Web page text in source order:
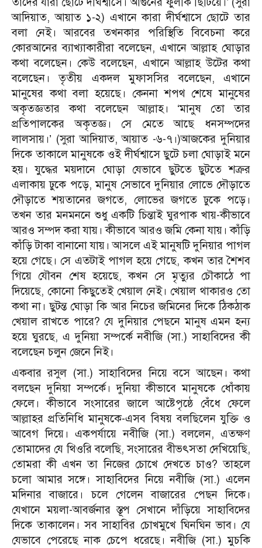
আদিয়াত, আয়াত ১-২) এখানে কারা দীর্ঘশ্বাসে ছোটে তার
বলা নেই। আরবের তখনকার পরিস্থিতি বিবেচনা করে
কোরআনের ব্যাখ্যাকারীরা বলেছেন, এখানে আল্লাহ ঘোড়ার
কথা বলেছেন। কেউ বলেছেন, এখানে আল্লাহ উটের কথা
বলেছেন। তৃতীয় একদল মুফাসসির বলেছেন, এখানে
মানুষের কথা বলা হয়েছে। কেননা শপথ শেষে মানুষের
অকৃতজ্ঞতার কথা বলেছেন আল্লাহ। ‘মানুষ তো তার
প্রতিপালকের অকৃতজ্ঞ। সে মেতে আছে ধনসম্পদের
লালসায়।’ (সুরা আদিয়াত, আয়াত -৬-৭।)আজকের দুনিয়ার
দিকে তাকালে মানুষকে ওই দীর্ঘশ্বাসে ছুটে চলা ঘোড়াই মনে
হয়। যুদ্ধের ময়দানে ঘোড়া যেভাবে ছুটতে ছুটতে শত্রুর
এলাকায় ঢুকে পড়ে, মানুষ সেভাবে দুনিয়ার লোভে দৌড়াতে
দৌড়াতে শয়তানের জগতে, লোভের জগতে ঢুকে পড়ে।
তখন তার মনমননে শুধু একটি চিন্তাই ঘুরপাক খায়-কীভাবে
আরও সম্পদ করা যায়। কীভাবে আরও জমি কেনা যায়। কাঁড়ি
কাঁড়ি টাকা বানানো যায়। আসলে এই মানুষটি দুনিয়ার পাগল
হয়ে গেছে। সে এতটাই পাগল হয়ে গেছে, কখন তার শৈশব
গিয়ে যৌবন শেষ হয়েছে, কখন সে মৃত্যুর চৌকাঠে পা
দিয়েছে, কোনো কিছুতেই খেয়াল নেই। খেয়াল থাকারও তো
কথা না। ছুটন্ত ঘোড়া কি আর নিচের জমিনের দিকে ঠিকঠাক
খেয়াল রাখতে পারে? যে দুনিয়ার পেছনে মানুষ এমন হন্য
হয়ে ঘুরছে, এ দুনিয়া সম্পর্কে নবীজি (সা.) সাহাবিদের কী
বলেছেন চলুন জেনে নিই।
একবার রসুল (সা.) সাহাবিদের নিয়ে বসে আছেন। কথা
বলছেন দুনিয়া সম্পর্কে। দুনিয়া কীভাবে মানুষকে ধোঁকায়
ফেলে। কীভাবে সংসারের জালে আষ্টেপৃষ্ঠে বেঁধে ফেলে
আল্লাহর প্রতিনিধি মানুষকে-এসব বিষয় বলছিলেন যুক্তি ও
আবেগ দিয়ে। একপর্যায়ে নবীজি (সা.) বললেন, এতক্ষণ
তোমাদের যে থিওরি বলেছি, সংসারের বীভৎসতা দেখিয়েছি,
তোমরা কী এখন তা নিজের চোখে দেখতে চাও? তাহলে
চলো আমার সঙ্গে। সাহাবিদের নিয়ে নবীজি (সা.) এলেন
মদিনার বাজারে। চলে গেলেন বাজারের পেছন দিকে।
যেখানে ময়লা-আবর্জনার স্তূপ সেখানে দাঁড়িয়ে সাহাবিদের
দিকে তাকালেন। সব সাহাবির চোখমুখে ঘিনঘিন ভাব। যে
যেভাবে পেরেছে নাক চেপে ধরেছে। নবীজি (সা.) মুচকি